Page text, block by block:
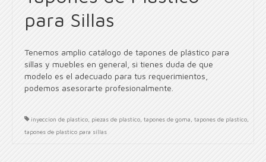
para Sillas
Tenemos amplio catálogo de tapones de plástico para
sillas y muebles en general, si tienes duda de que
modelo es el adecuado para tus requerimientos,
podemos asesorarte profesionalmente.
inyeccion de plastico piezas de plastico tapones de goma tapones de plastico
tapones de plastico para sillas